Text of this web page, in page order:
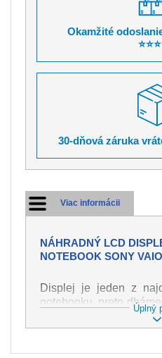
Okamžité
30-dňová záruka
Viac informácii
NÁHRADNÝ LCD
NOTEBOOK SONY
Displej je jeden z
notebooku, preto
tohto
zobrazovaniu textu
Úplný